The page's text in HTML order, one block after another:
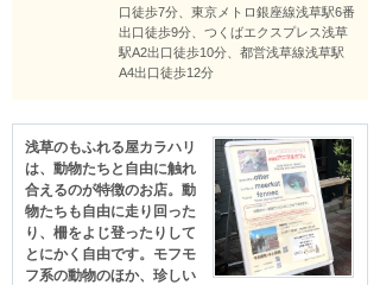
口徒歩7分、東京メトロ銀座線浅草駅6番
出口徒歩9分、つくばエクスプレス浅草
駅A2出口徒歩10分、都営浅草線浅草駅
A4出口徒歩12分
浅草のもふれる屋カラハリ
は、動物たちと自由に触れ
合えるのが特徴のお店。動
物たちも自由に走り回った
り、柵をよじ登ったりして
とにかく自由です。モフモ
フ系の動物のほか、珍しい